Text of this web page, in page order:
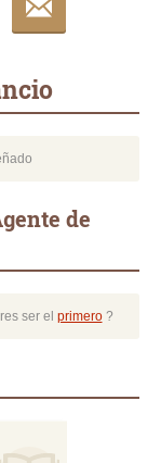
de
ser el primero?